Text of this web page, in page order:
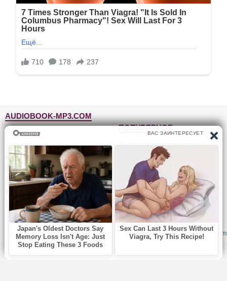
AUDIOBOOK-MP3.COM
Главная
Жанры
Блог
Топ-100
Авторы
Исполнители
Обратная связь
ПОПУЛЯРНОЕ
Фантастика и фэнтези
Детективы, триллеры
Для детей
Роман, проза
Приключения
Юмор, сатира
© 2010-2026 Audiobook-mp3.com